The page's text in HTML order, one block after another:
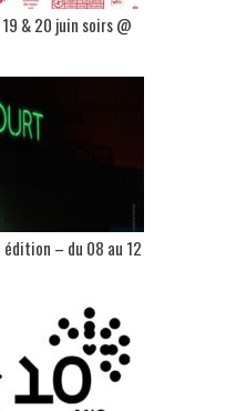
& 20 juin soirs @
– du 08 au 12